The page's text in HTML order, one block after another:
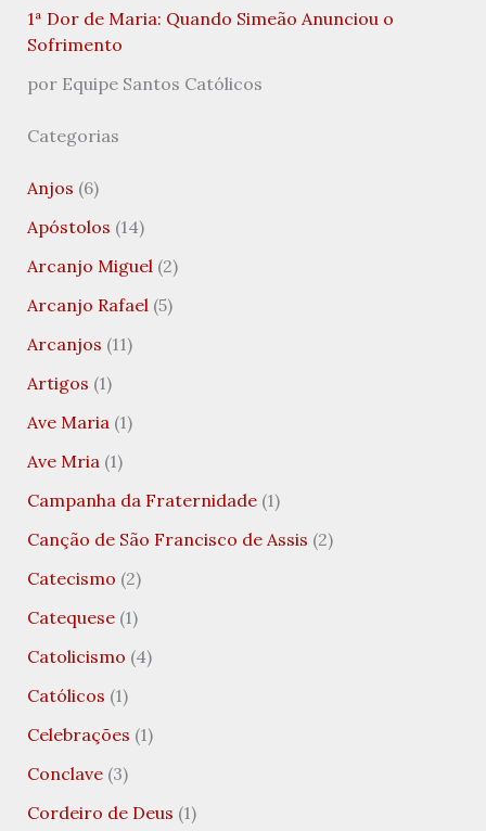
1ª Dor de Maria: Quando Simeão Anunciou o
Sofrimento
por Equipe Santos Católicos
Categorias
Anjos (6)
Apóstolos (14)
Arcanjo Miguel(2)
Arcanjo Rafael(5)
Arcanjos (11)
Artigos (1)
Ave Maria(1)
Ave Mria(1)
Campanha da Fraternidade(1)
Canção de São Francisco de Assis (2)
Catecismo (2)
Catequese(1)
Catolicismo (4)
Católicos (1)
Celebrações (1)
Conclave(3)
Cordeiro de Deus (1)